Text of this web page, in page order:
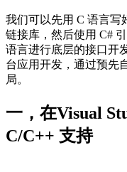
我们可以先用 C 语言写
链接库，然后使用 C#
语言进行底层的接口开
台应用开发，通过预先
局。
一，在Visual
C/C++ 支持